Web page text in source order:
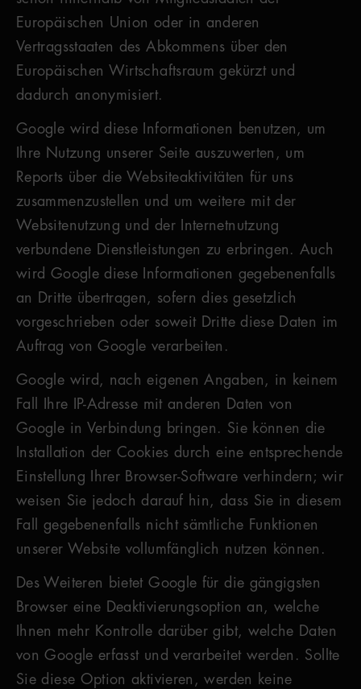
Europäischen Union oder in anderen
Vertragsstaaten des Abkommens über den
Europäischen Wirtschaftsraum gekürzt und
dadurch anonymisiert.
Google wird diese Informationen benutzen, um
Ihre Nutzung unserer Seite auszuwerten, um
Reports über die Websiteaktivitäten für uns
zusammenzustellen und um weitere mit der
Websitenutzung und der Internetnutzung
verbundene Dienstleistungen zu erbringen. Auch
wird Google diese Informationen gegebenenfalls
an Dritte übertragen, sofern dies gesetzlich
vorgeschrieben oder soweit Dritte diese Daten im
Auftrag von Google verarbeiten.
Google wird, nach eigenen Angaben, in keinem
Fall Ihre IP-Adresse mit anderen Daten von
Google in Verbindung bringen. Sie können die
Installation der Cookies durch eine entsprechende
Einstellung Ihrer Browser-Software verhindern; wir
weisen Sie jedoch darauf hin, dass Sie in diesem
Fall gegebenenfalls nicht sämtliche Funktionen
unserer Website vollumfänglich nutzen können.
Des Weiteren bietet Google für die gängigsten
Browser eine Deaktivierungsoption an, welche
Ihnen mehr Kontrolle darüber gibt, welche Daten
von Google erfasst und verarbeitet werden. Sollte
Sie diese Option aktivieren, werden keine